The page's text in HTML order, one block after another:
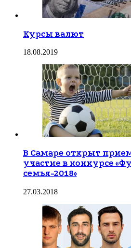
Курсы валют
18.08.2019
В Самаре открыт
участие в конкурсе
семья-2018»
27.03.2018